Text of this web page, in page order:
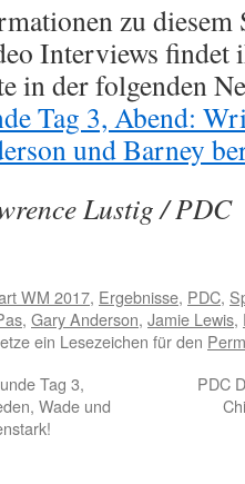
zu diesem
Interviews findet
in der folgenden
Tag 3, Abend:
und Barney
Lustig / PDC
WM 2017, Ergebnisse, PDC,
, Gary Anderson, Jamie Lewis,
ein Lesezeichen für den
Tag 3,
Wade und
PDC